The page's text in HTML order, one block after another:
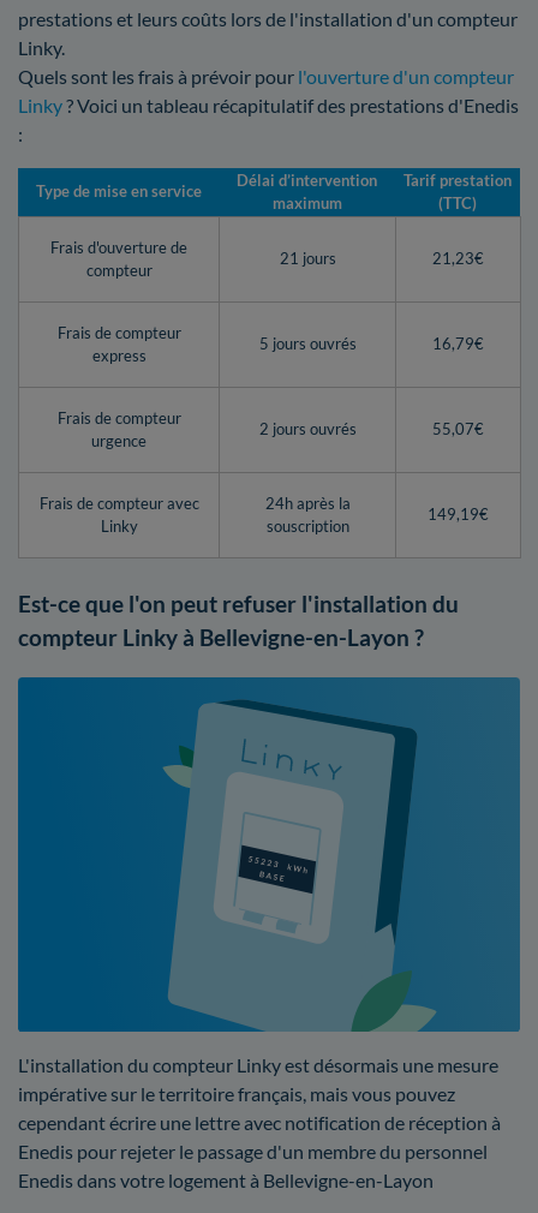
prestations et leurs coûts lors de l'installation d'un compteur
Linky.
Quels sont les frais à prévoir pour l'ouverture d'un compteur
Linky? Voici un tableau récapitulatif des prestations d'Enedis
:
Type de mise en service
Délai d’intervention
maximum
Tarif prestation
(TTC)
Frais d'ouverture de
compteur
21 jours 21,23€
Frais de compteur
express
5 jours ouvrés 16,79€
Frais de compteur
urgence
2 jours ouvrés 55,07€
Frais de compteur avec
Linky
24h après la
souscription
149,19€
Est-ce que l'on peut refuser l'installation du
compteur Linky à Bellevigne-en-Layon ?
L'installation du compteur Linky est désormais une mesure
impérative sur le territoire français, mais vous pouvez
cependant écrire une lettre avec notification de réception à
Enedis pour rejeter le passage d'un membre du personnel
Enedis dans votre logement à Bellevigne-en-Layon